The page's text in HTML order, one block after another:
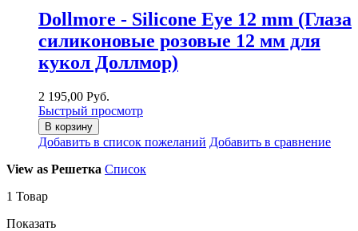
Dollmore - Silicone Eye 12 mm (Глаза
силиконовые розовые 12 мм для
кукол Доллмор)
2 195,00 Руб.
Быстрый просмотр
В корзину
Добавить в список пожеланий Добавить в сравнение
View as Решетка Список
1 Товар
Показать